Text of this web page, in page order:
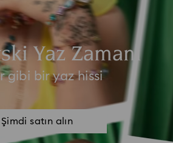
Yaz Zamanı
gibi bir yaz hissi
Şimdi satın alın